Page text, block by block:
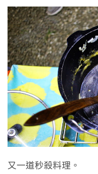
又一道秒殺料理。